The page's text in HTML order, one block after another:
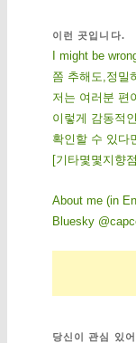
이런 곳입니다.
I might be
쫌 추해도,정밀
저는 여러분 편
이렇게 감동적
확인할 수 있다
[기 타몇 몇 지 향점
About me (in
Bluesky
당신이 관심 있